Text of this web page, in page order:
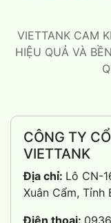
VIETTANK CAM
HIỆU QUẢ VÀ
CÔNG TY
VIETTANK
Địa chỉ: Lô CN-
Xuân Cẩm, Tỉnh